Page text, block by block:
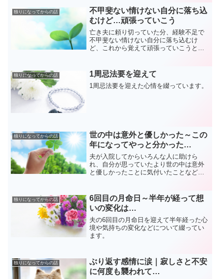
独りになってからの話
不甲斐ない情けない自分に落ち込
むけど…頑張っていこう
亡き夫に頼り切っていた分、経験不足で
不甲斐ない情けない自分に落ち込むけ
ど、これから覚えて頑張っていこうとい
独りになってからの話 1周忌法要を迎えて
1周忌法要を迎えた心情を綴っています。
独りになってからの話
世の中は意外と優しかった～この
年になってやっと分かった…
夫が入院してからいろんな人に助けら
れ、自分が思っていたより世の中は意外
と優しかったことに気付いたことなどを
独りになってからの話
6回目の月命日～半年が経って想
いの変化は…
夫の6回目の月命日を迎えて半年経った心
境や気持ちの変化などについて綴ってい
ます。
独りになってからの話
ぶり返す感情に涙｜寂しさと不安
に何度も襲われて…